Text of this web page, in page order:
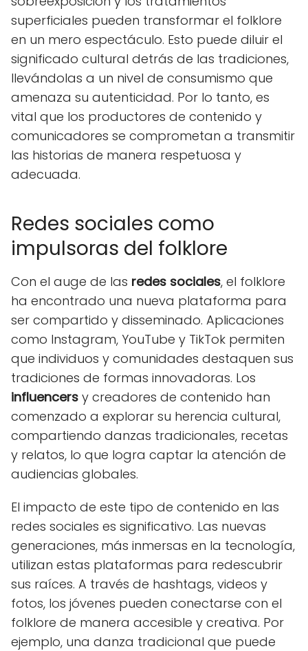
superficiales pueden transformar el folklore
en un mero espectáculo. Esto puede diluir el
significado cultural detrás de las tradiciones,
llevándolas a un nivel de consumismo que
amenaza su autenticidad. Por lo tanto, es
vital que los productores de contenido y
comunicadores se comprometan a transmitir
las historias de manera respetuosa y
adecuada.
Redes sociales como
impulsoras del folklore
Con el auge de las redes sociales, el folklore
ha encontrado una nueva plataforma para
ser compartido y disseminado. Aplicaciones
como Instagram, YouTube y TikTok permiten
que individuos y comunidades destaquen sus
tradiciones de formas innovadoras. Los
influencers y creadores de contenido han
comenzado a explorar su herencia cultural,
compartiendo danzas tradicionales, recetas
y relatos, lo que logra captar la atención de
audiencias globales.
El impacto de este tipo de contenido en las
redes sociales es significativo. Las nuevas
generaciones, más inmersas en la tecnología,
utilizan estas plataformas para redescubrir
sus raíces. A través de hashtags, videos y
fotos, los jóvenes pueden conectarse con el
folklore de manera accesible y creativa. Por
ejemplo, una danza tradicional que puede